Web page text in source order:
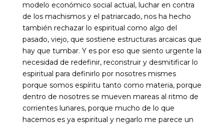
modelo económico social actual, luchar en contra
de los machismos y el patriarcado, nos ha hecho
también rechazar lo espiritual como algo del
pasado, viejo, que sostiene estructuras arcaicas que
hay que tumbar. Y es por eso que siento urgente la
necesidad de redefinir, reconstruir y desmitificar lo
espiritual para definirlo por nosotres mismes
porque somos espíritu tanto como materia, porque
dentro de nosotres se mueven mareas al ritmo de
corrientes lunares, porque mucho de lo que
hacemos es ya espiritual y negarlo me parece un